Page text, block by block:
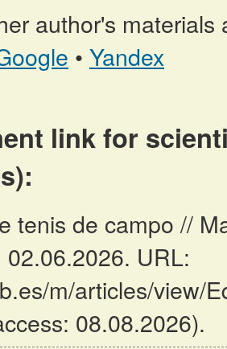
author's materials
• Yandex
link for
tenis de campo //
02.06.2026. URL:
m/articles/view/
08.08.2026).